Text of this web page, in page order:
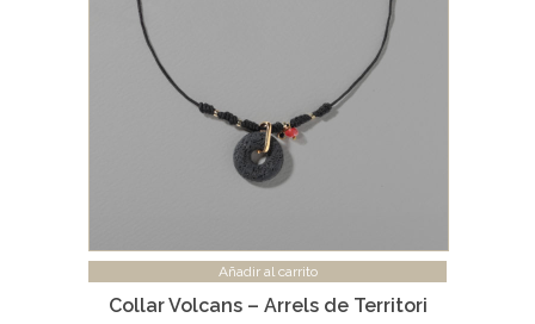
Añadir al carrito
Collar Volcans – Arrels de Territori